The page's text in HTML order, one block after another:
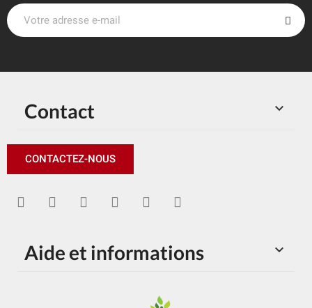

Contact
CONTACTEZ-NOUS

Aide et informations